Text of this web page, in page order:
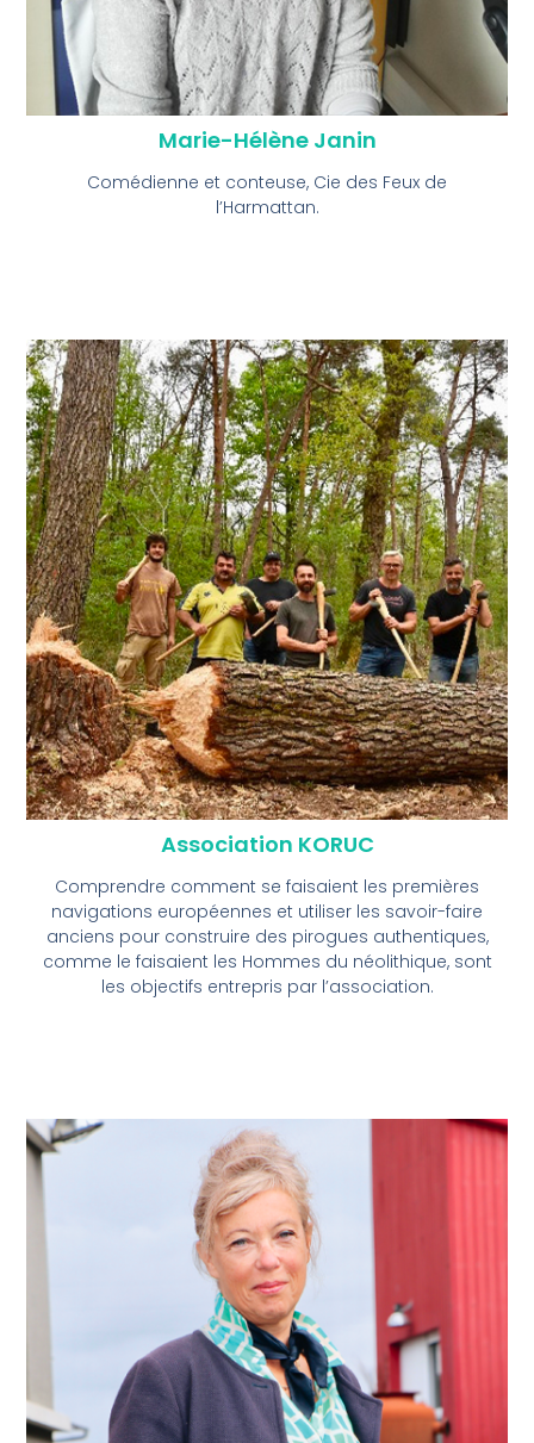
Marie-Hélène Janin
Comédienne et conteuse, Cie des Feux de
l’Harmattan.
Association KORUC
Comprendre comment se faisaient les premières
navigations européennes et utiliser les savoir-faire
anciens pour construire des pirogues authentiques,
comme le faisaient les Hommes du néolithique, sont
les objectifs entrepris par l’association.